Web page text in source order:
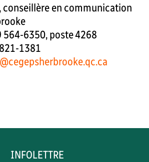
conseillère en communication
564-6350, poste 4268
1381
INFOLETTRE